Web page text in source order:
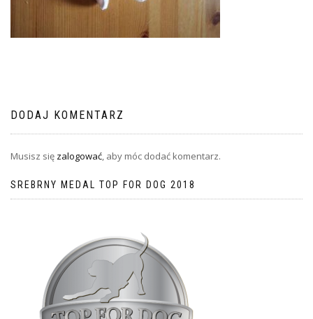
DODAJ KOMENTARZ
Musisz się zalogować, aby móc dodać komentarz.
SREBRNY MEDAL TOP FOR DOG 2018